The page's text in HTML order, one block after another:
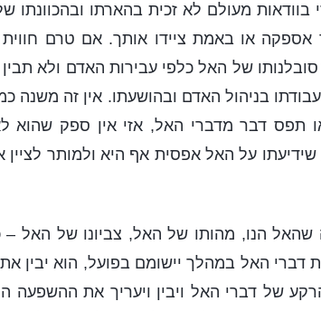
מעולם לא זכית בהארתו ובהכוונתו
או באמת ציידו אותך. אם טרם חווית
של האל כלפי עבירות האדם ולא
בניהול האדם ובהושעתו. אין זה משנה
תפס דבר מדברי האל, אזי אין ספק שהוא
על האל אפסית אף היא ולמותר
שהאל הנו, מהותו של האל, צביונו של האל –
דברי האל במהלך יישומם בפועל, הוא יבין
של דברי האל ויבין ויעריך את ההשפעה